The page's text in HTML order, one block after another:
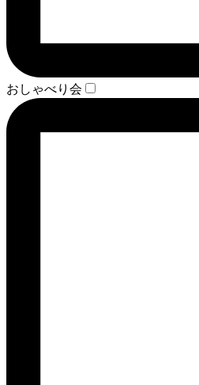
おしゃべり会